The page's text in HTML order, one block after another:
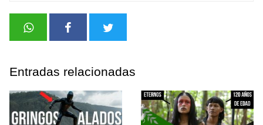
Entradas relacionadas